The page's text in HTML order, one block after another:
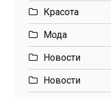
Красота
Мода
Новости
Новости